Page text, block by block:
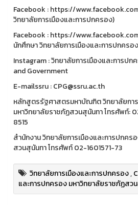
Facebook : https://
วิทยาลัยการเมืองและการปกครอง)
Facebook : https://
นักศึกษา วิทยาลัยการเมืองและการปกครอ
Instagram : วิทยาลัยการเมืองและการป
and Government
E-mailssru : CPG@ssru.ac.th
หลักสูตรรัฐศาสตรมหาบัณฑิต วิทยาลัยกา
มหาวิทยาลัยราชภัฏสวนสุนันทา โทรศัพท์:
8515
สำนักงาน วิทยาลัยการเมืองและการปกคร
สวนสุนันทา โทรศัพท์ 02-1601571-73
วิทยาลัยการเมืองและการปกครอง,
และการปกครอง มหาวิทยาลัยราชภัฏสว